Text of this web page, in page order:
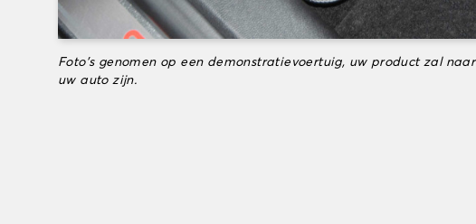
Foto's genomen op een demonstratievoertuig, uw product zal
uw auto zijn.